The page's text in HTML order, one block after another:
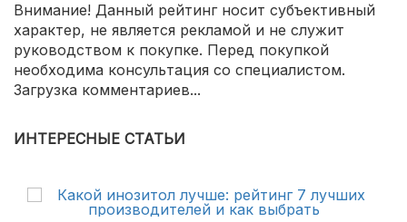
Внимание! Данный рейтинг носит субъективный
характер, не является рекламой и не служит
руководством к покупке. Перед покупкой
необходима консультация со специалистом.
Загрузка комментариев...
ИНТЕРЕСНЫЕ СТАТЬИ